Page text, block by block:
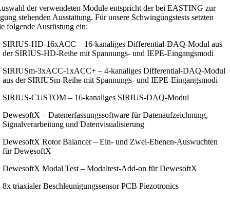
der verwendeten Module entspricht der bei EASTING zur
stehenden Ausstattung. Für unsere Schwingungstests setzten
folgende Ausrüstung ein:
SIRIUS-HD-16xACC – 16-kanaliges Differential-DAQ-Modul aus
der SIRIUS-HD-Reihe mit Spannungs- und IEPE-Eingangsmodi
SIRIUSm-3xACC-1xACC+ – 4-kanaliges Differential-DAQ-Modul
aus der SIRIUSm-Reihe mit Spannungs- und IEPE-Eingangsmodi
SIRIUS-CUSTOM – 16-kanaliges SIRIUS-DAQ-Modul
DewesoftX – Datenerfassungssoftware für Datenaufzeichnung,
Signalverarbeitung und Datenvisualisierung
DewesoftX Rotor Balancer – Ein- und Zwei-Ebenen-Auswuchten
für DewesoftX
DewesoftX Modal Test – Modaltest-Add-on für DewesoftX
8x triaxialer Beschleunigungssensor PCB Piezotronics